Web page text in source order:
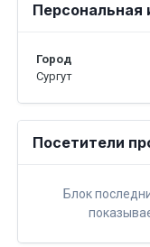
Персональная
Город
Сургут
Посетители
Блок